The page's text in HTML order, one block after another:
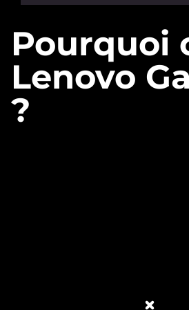
Pourquoi
Lenovo
?